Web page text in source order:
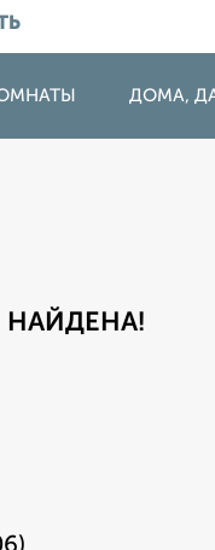
ДОМА,
НАЙДЕНА!